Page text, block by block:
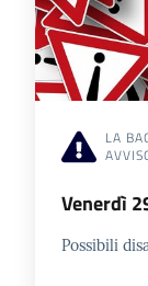
LA
Venerdì
Possibili